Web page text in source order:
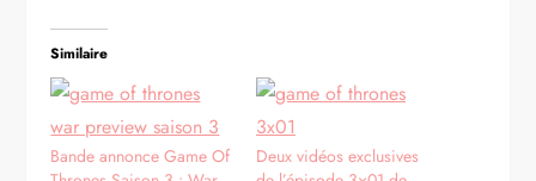
Similaire
Bande annonce Game Of
Deux vidéos exclusives